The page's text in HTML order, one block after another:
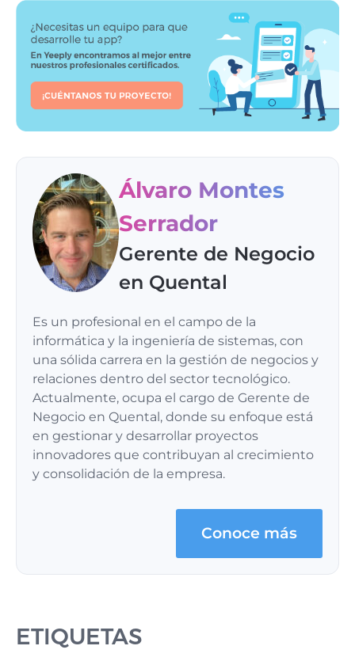
Álvaro Montes
Serrador
Gerente de Negocio
en Quental
Es un profesional en el campo de la
informática y la ingeniería de sistemas, con
una sólida carrera en la gestión de negocios y
relaciones dentro del sector tecnológico.
Actualmente, ocupa el cargo de Gerente de
Negocio en Quental, donde su enfoque está
en gestionar y desarrollar proyectos
innovadores que contribuyan al crecimiento
y consolidación de la empresa.
Conoce más
ETIQUETAS